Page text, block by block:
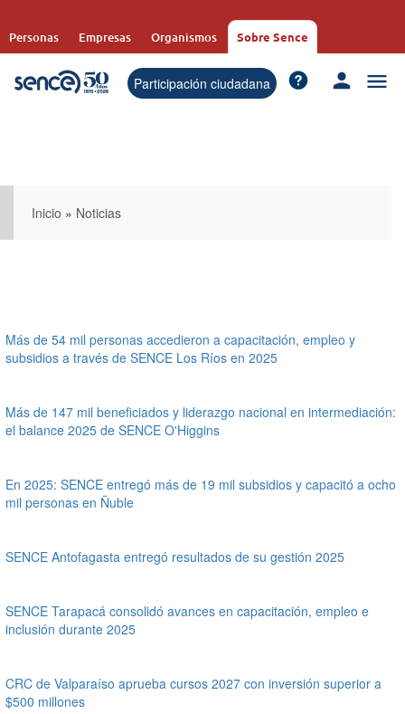
contenido
Personas Empresas Organismos Sobre Sence
Participación ciudadana
Inicio » Noticias
Más de 54 mil personas accedieron a capacitación, empleo y
subsidios a través de SENCE Los Ríos en 2025
Más de 147 mil beneficiados y liderazgo nacional en intermediación:
el balance 2025 de SENCE O'Higgins
En 2025: SENCE entregó más de 19 mil subsidios y capacitó a ocho
mil personas en Ñuble
SENCE Antofagasta entregó resultados de su gestión 2025
SENCE Tarapacá consolidó avances en capacitación, empleo e
inclusión durante 2025
CRC de Valparaíso aprueba cursos 2027 con inversión superior a
$500 millones